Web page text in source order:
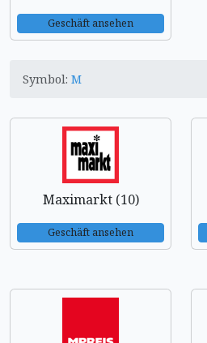
Geschäft ansehen
Symbol: M
Maximarkt (10)
Geschäft ansehen